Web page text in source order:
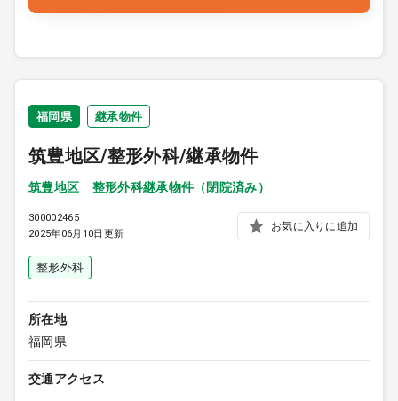
福岡県 継承物件
筑豊地区/整形外科/継承物件
筑豊地区 整形外科継承物件（閉院済み）
300002465
2025年06月10日更新
お気に入りに追加
整形外科
所在地
福岡県
交通アクセス